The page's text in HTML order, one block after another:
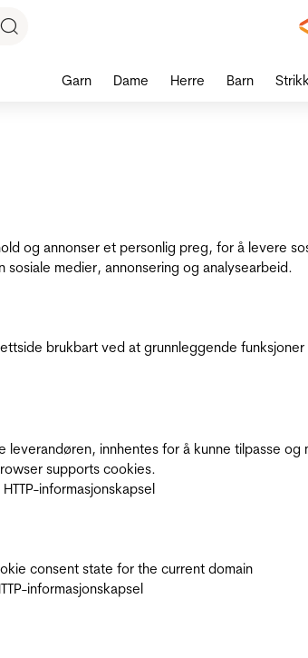
og annonser et personlig preg, for å levere
medier, annonsering og analysearbeid.
brukbart ved at grunnleggende
leverandøren, innhentes for å kunne tilpasse
supports cookies.
HTTP-informasjonskapsel
consent state for the current domain
informasjonskapsel
Garn Dame Herre Barn